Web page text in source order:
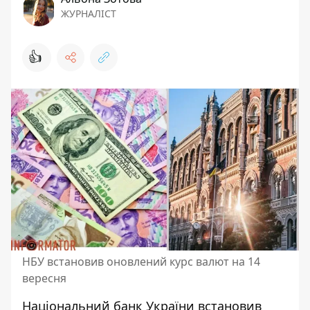
ЖУРНАЛІСТ
👍
НБУ встановив оновлений курс валют на 14
вересня
Національний банк України встановив